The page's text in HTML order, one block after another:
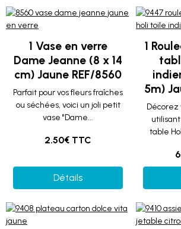
1 Vase en verre
Dame Jeanne (8 x 14
cm) Jaune REF/8560
Parfait pour vos fleurs fraîches
ou séchées, voici un joli petit
vase "Dame...
2.50€ TTC
Détails
1
5m)
table